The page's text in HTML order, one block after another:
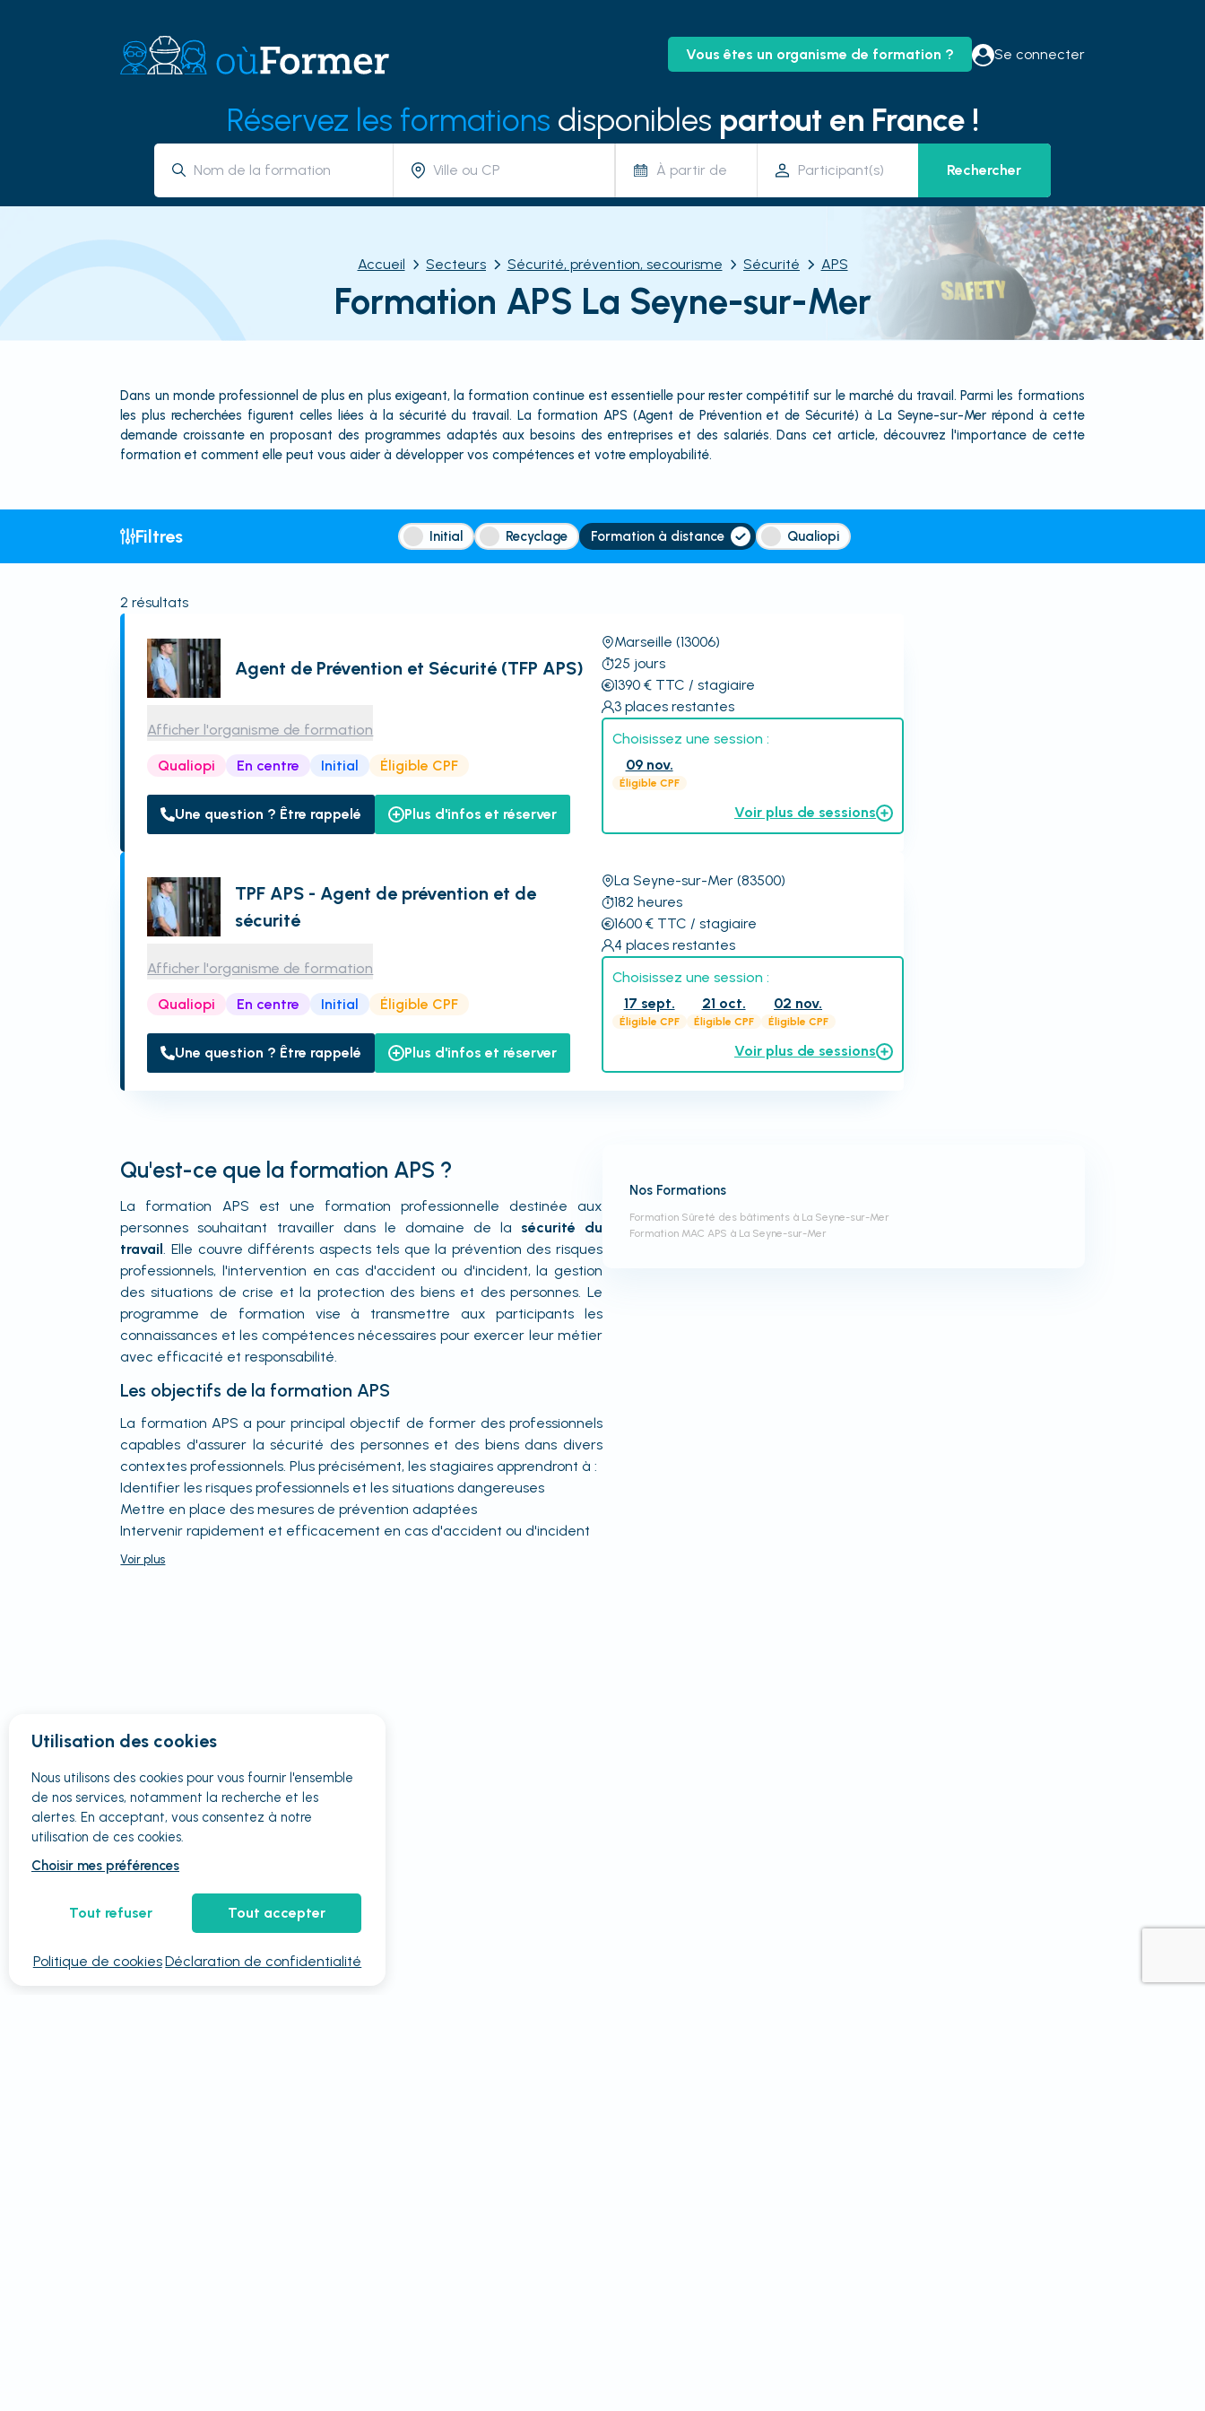
Vous êtes un organisme de formation ? Se connecter
Réservez les formations disponibles partout en France !
À partir de Rechercher
Accueil Secteurs Sécurité, prévention, secourisme Sécurité APS
Formation APS La Seyne-sur-Mer
Dans un monde professionnel de plus en plus exigeant, la formation continue est essentielle pour rester compétitif sur le marché du travail. Parmi les formations
les plus recherchées figurent celles liées à la sécurité du travail. La formation APS (Agent de Prévention et de Sécurité) à La Seyne-sur-Mer répond à cette
demande croissante en proposant des programmes adaptés aux besoins des entreprises et des salariés. Dans cet article, découvrez l'importance de cette
formation et comment elle peut vous aider à développer vos compétences et votre employabilité.
Filtres Initial Recyclage Formation à distance Qualiopi
2 résultats
Agent de Prévention et Sécurité (TFP APS)
Afficher l'organisme de formation
Qualiopi En centre Initial Éligible CPF
Une question ? Être rappelé Plus d'infos et réserver
Marseille (13006)
25 jours
1390€ TTC / stagiaire
3 places restantes
Choisissez une session :
09 nov.
Éligible CPF
Voir plus de sessions
TPF APS - Agent de prévention et de
sécurité
Afficher l'organisme de formation
Qualiopi En centre Initial Éligible CPF
Une question ? Être rappelé Plus d'infos et réserver
La Seyne-sur-Mer (83500)
182 heures
1600€ TTC / stagiaire
4 places restantes
Choisissez une session :
17 sept.
Éligible CPF
21 oct.
Éligible CPF
02 nov.
Éligible CPF
Voir plus de sessions
Qu'est-ce que la formation APS ?
La formation APS est une formation professionnelle destinée aux
personnes souhaitant travailler dans le domaine de la sécurité du
travail. Elle couvre différents aspects tels que la prévention des risques
professionnels, l'intervention en cas d'accident ou d'incident, la gestion
des situations de crise et la protection des biens et des personnes. Le
programme de formation vise à transmettre aux participants les
connaissances et les compétences nécessaires pour exercer leur métier
avec efficacité et responsabilité.
Les objectifs de la formation APS
La formation APS a pour principal objectif de former des professionnels
capables d'assurer la sécurité des personnes et des biens dans divers
contextes professionnels. Plus précisément, les stagiaires apprendront à :
Identifier les risques professionnels et les situations dangereuses
Mettre en place des mesures de prévention adaptées
Intervenir rapidement et efficacement en cas d'accident ou d'incident
Voirplus
Nos Formations
Formation Sûreté des bâtiments à La Seyne-sur-Mer
Formation MAC APS à La Seyne-sur-Mer
Utilisation des cookies
Nous utilisons des cookies pour vous fournir l'ensemble
de nos services, notamment la recherche et les
alertes. En acceptant, vous consentez à notre
utilisation de ces cookies.
Choisir mes préférences
Tout refuser Tout accepter
Politique de cookiesDéclaration de confidentialité